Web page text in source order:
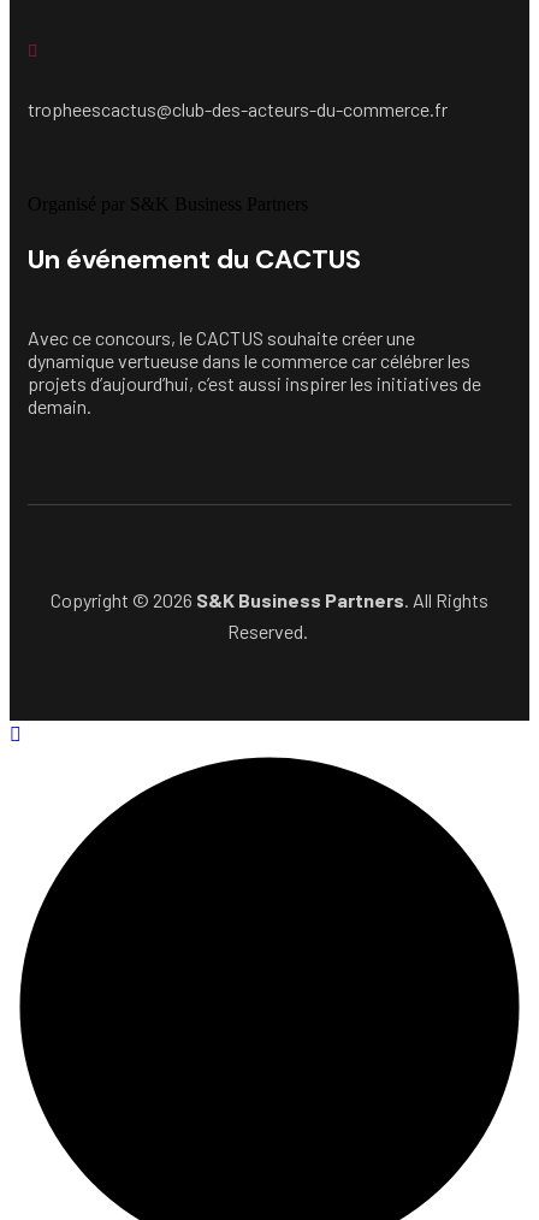
tropheescactus@club-des-acteurs-du-commerce.fr
Organisé par S&K Business Partners
Un événement du CACTUS
Avec ce concours, le CACTUS souhaite créer une
dynamique vertueuse dans le commerce car célébrer les
projets d’aujourd’hui, c’est aussi inspirer les initiatives de
demain.
Copyright © 2026 S&K Business Partners . All Rights
Reserved.